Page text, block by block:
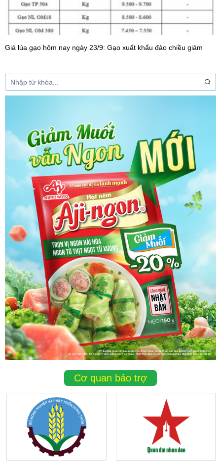
Giá lúa gạo hôm nay ngày 23/9: Gạo xuất khẩu đảo chiều giảm
Cơ quan bảo trợ